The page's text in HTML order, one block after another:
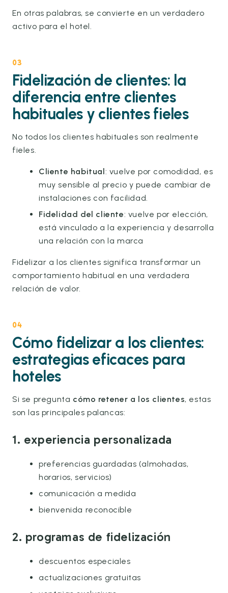
En otras palabras, se convierte en un verdadero
activo para el hotel.
03
Fidelización de clientes: la
diferencia entre clientes
habituales y clientes fieles
No todos los clientes habituales son realmente
fieles.
Cliente habitual: vuelve por comodidad, es
muy sensible al precio y puede cambiar de
instalaciones con facilidad.
Fidelidad del cliente: vuelve por elección,
está vinculado a la experiencia y desarrolla
una relación con la marca
Fidelizar a los clientes significa transformar un
comportamiento habitual en una verdadera
relación de valor.
04
Cómo fidelizar a los clientes:
estrategias eficaces para
hoteles
Si se pregunta cómo retener a los clientes, estas
son las principales palancas:
1. experiencia personalizada
preferencias guardadas (almohadas,
horarios, servicios)
comunicación a medida
bienvenida reconocible
2. programas de fidelización
descuentos especiales
actualizaciones gratuitas